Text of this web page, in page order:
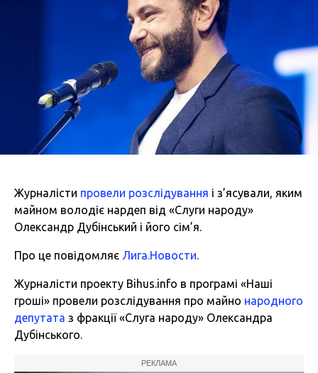
Журналісти провели розслідування і з’ясували, яким
майном володіє нардеп від «Слуги народу»
Олександр Дубінський і його сім’я.
Про це повідомляє Лига.Новости.
Журналісти проекту Bihus.info в програмі «Наші
гроші» провели розслідування про майно народного
депутата з фракції «Слуга народу» Олександра
Дубінського.
РЕКЛАМА